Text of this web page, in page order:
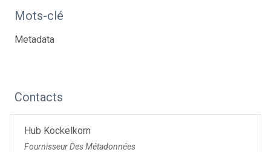
Mots-clé
Metadata
Contacts
Hub Kockelkorn
Fournisseur Des Métadonnées